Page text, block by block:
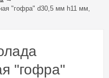
"гофра" d30,5 мм h11 мм,
"гофра"